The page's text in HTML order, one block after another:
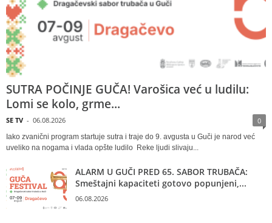
SUTRA POČINJE GUČA! Varošica već u ludilu:
Lomi se kolo, grme...
SE TV - 06.08.2026 0
Iako zvanični program startuje sutra i traje do 9. avgusta u Guči je narod već
uveliko na nogama i vlada opšte ludilo Reke ljudi slivaju...
ALARM U GUČI PRED 65. SABOR TRUBAČA:
Smeštajni kapaciteti gotovo popunjeni,...
06.08.2026